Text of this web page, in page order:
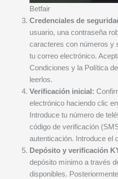
Betfair
Credenciales de
usuario, una contraseña
caracteres con números y
tu correo electrónico.
Condiciones y la Política
leerlos.
Verificación inicial:
electrónico haciendo clic
Introduce tu número de
código de verificación
autenticación. Introduce el
Depósito y verificación
depósito mínimo a través
disponibles.